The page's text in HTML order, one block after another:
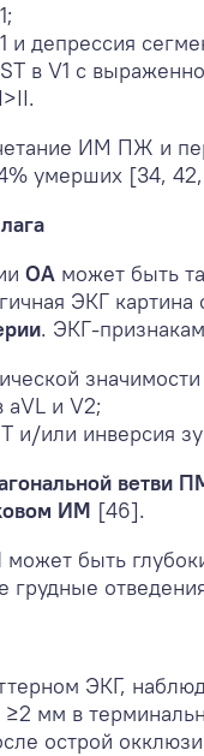
и депрессия
в V1 с
ИМ ПЖ и
умерших [34,
ОА может быть
ЭКГ
. ЭКГ-
aVL и V2;
и/или инверсия
ветви
ИМ [46].
может быть
ЭКГ,
≥2 мм в
острой